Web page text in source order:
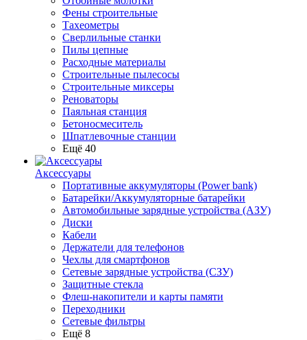
Фены строительные
Тахеометры
Сверлильные станки
Пилы цепные
Расходные материалы
Строительные пылесосы
Строительные миксеры
Реноваторы
Паяльная станция
Бетоносмеситель
Шпатлевочные станции
Ещё 40
Аксессуары
Портативные аккумуляторы (Power bank)
Батарейки/Аккумуляторные батарейки
Автомобильные зарядные устройства (АЗУ)
Диски
Кабели
Держатели для телефонов
Чехлы для смартфонов
Сетевые зарядные устройства (СЗУ)
Защитные стекла
Флеш-накопители и карты памяти
Переходники
Сетевые фильтры
Ещё 8